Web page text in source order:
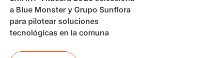
a Blue Monster y Grupo Sunflora
para pilotear soluciones
tecnológicas en la comuna